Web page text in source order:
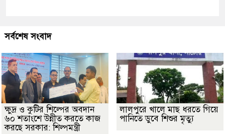
সর্বশেষ সংবাদ
ক্ষুদ্র ও কুটির শিল্পের অবদান
৬০ শতাংশে উন্নীত করতে কাজ
করছে সরকার: শিল্পমন্ত্রী
লালপুরে খালে মাছ ধরতে গিয়ে
পানিতে ডুবে শিশুর মৃত্যু